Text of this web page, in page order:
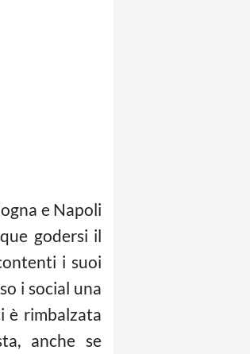
e Napoli
godersi il
i suoi
i social una
è rimbalzata
anche se